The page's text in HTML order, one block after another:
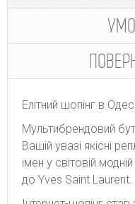
Елітний шопінг в
Мультибрендовий
Вашій увазі якісні
імен у світовій
до Yves Saint Laurent.